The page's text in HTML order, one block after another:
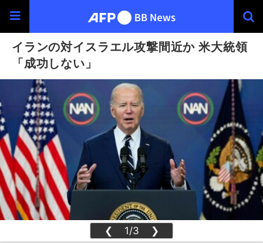
イランの対イスラエル攻撃間近か 米大統領
「成功しない」
❮ 1/3 ❯